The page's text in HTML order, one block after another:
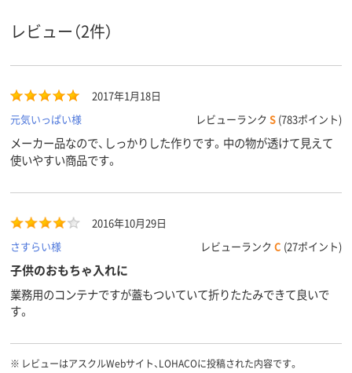
レビュー（2件）
2017年1月18日
元気いっぱい様
レビューランク S (783ポイント)
メーカー品なので、しっかりした作りです。中の物が透けて見えて
使いやすい商品です。
2016年10月29日
さすらい様
レビューランク C (27ポイント)
子供のおもちゃ入れに
業務用のコンテナですが蓋もついていて折りたたみできて良いで
す。
※ レビューはアスクルWebサイト、LOHACOに投稿された内容です。